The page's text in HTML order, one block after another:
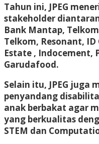
Tahun ini, JPEG
stakeholder
Bank Mantap,
Telkom, Resonant,
Estate , Indocement,
Garudafood.
Selain itu, JPEG juga
penyandang
anak berbakat agar
yang berkualitas
STEM dan